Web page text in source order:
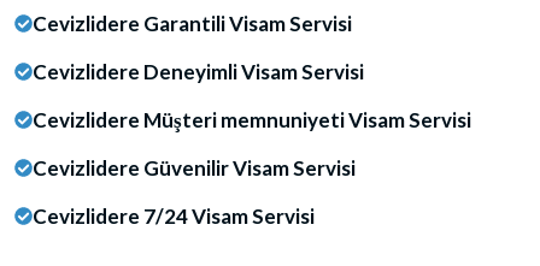
Cevizlidere Garantili Visam Servisi
Cevizlidere Deneyimli Visam Servisi
Cevizlidere Müşteri memnuniyeti Visam Servisi
Cevizlidere Güvenilir Visam Servisi
Cevizlidere 7/24 Visam Servisi